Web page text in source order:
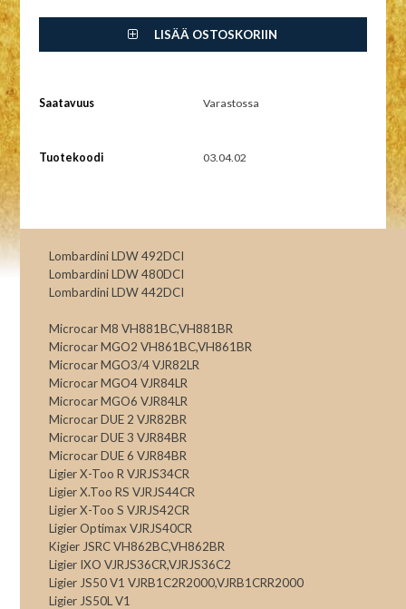
LISÄÄ OSTOSKORIIN
Saatavuus Varastossa
Tuotekoodi 03.04.02
Lombardini LDW 492DCI
Lombardini LDW 480DCI
Lombardini LDW 442DCI
Microcar M8 VH881BC,VH881BR
Microcar MGO2 VH861BC,VH861BR
Microcar MGO3/4 VJR82LR
Microcar MGO4 VJR84LR
Microcar MGO6 VJR84LR
Microcar DUE 2 VJR82BR
Microcar DUE 3 VJR84BR
Microcar DUE 6 VJR84BR
Ligier X-Too R VJRJS34CR
Ligier X.Too RS VJRJS44CR
Ligier X-Too S VJRJS42CR
Ligier Optimax VJRJS40CR
Kigier JSRC VH862BC,VH862BR
Ligier IXO VJRJS36CR,VJRJS36C2
Ligier JS50 V1 VJRB1C2R2000,VJRB1CRR2000
Ligier JS50L V1